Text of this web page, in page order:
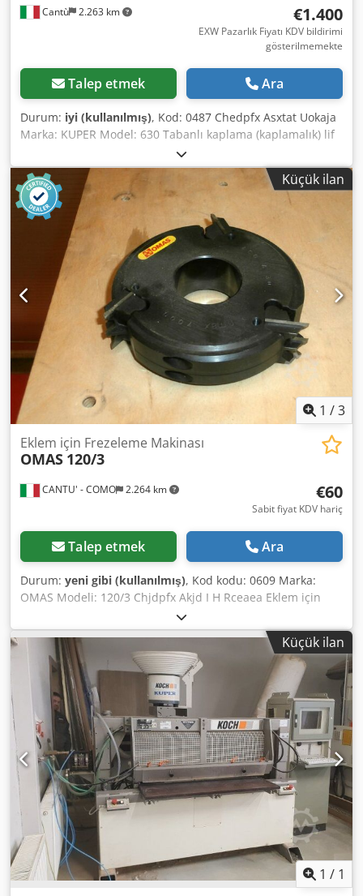
Cantù 2.263 km €1.400
EXW Pazarlık Fiyatı KDV bildirimi
gösterilmemekte
Talep etmek Ara
Durum: iyi (kullanılmış), Kod: 0487 Chedpfx Asxtat Uokaja
Marka: KUPER Model: 630 Tabanlı kaplama (kaplamalık) lif
birleşme makinesi Teknik veriler: Boğaz derinliği: 630 mm
Kaplama kalınlığı: 0,4 - 2 mm İlerleme hızı: 7 m/dak Voltaj:
220 V tek fazlı Dış boyutlar: 950 x 500 x 1180 mm (yükseklik)
Ağırlık: 95 kg
Küçük ilan
1 /3
CANTU' - COMO 2.264 km
Eklem için Frezeleme Makinası
OMAS 120/3
€60
Sabit fiyat KDV hariç
Talep etmek Ara
Durum: yeni gibi (kullanılmış), Kod kodu: 0609 Marka:
OMAS Modeli: 120/3 Chjdpfx Akjd I H Rceaea Eklem için
Frezeleme Makinası Çap 120 mm Yükseklik 30 mm Delik 40
mm
Küçük ilan
1 / 1